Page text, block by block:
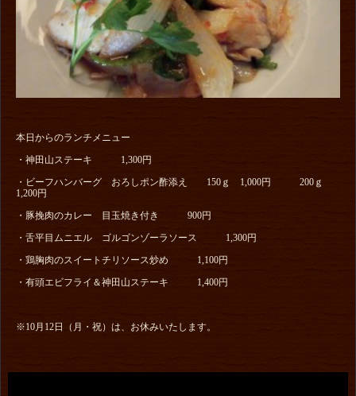
本日からのランチメニュー
・神田山ステーキ 1,300円
・ビーフハンバーグ おろしポン酢添え 150ｇ 1,000円 200ｇ
1,200円
・豚挽肉のカレー 目玉焼き付き 900円
・舌平目ムニエル ゴルゴンゾーラソース 1,300円
・鶏胸肉のスイートチリソース炒め 1,100円
・有頭エビフライ＆神田山ステーキ 1,400円
※10月12日（月・祝）は、お休みいたします。